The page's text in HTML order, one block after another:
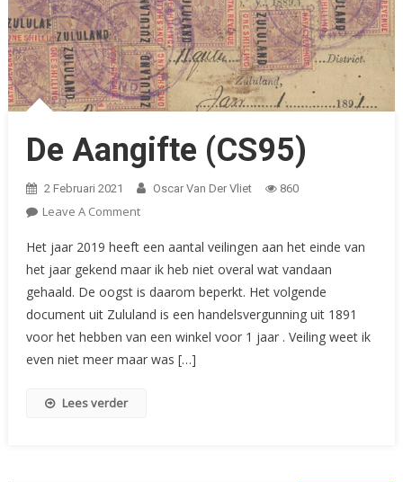
De Aangifte (CS95)
2 Februari 2021 Oscar Van Der Vliet 860
Leave A CommentOn
Aangifte
(CS95)
Het jaar 2019 heeft een aantal veilingen aan het einde van
het jaar gekend maar ik heb niet overal wat vandaan
gehaald. De oogst is daarom beperkt. Het volgende
document uit Zululand is een handelsvergunning uit 1891
voor het hebben van een winkel voor 1 jaar . Veiling weet ik
even niet meer maar was […]
Lees verder